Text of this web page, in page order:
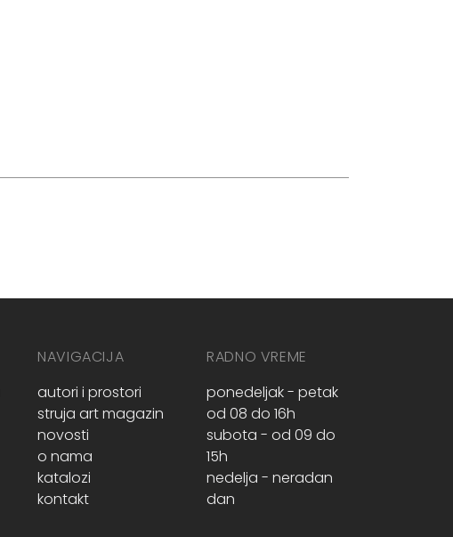
NAVIGACIJA
autori i prostori
struja art magazin
novosti
o nama
katalozi
kontakt
RADNO VREME
ponedeljak - petak
od 08 do 16h
subota - od 09 do
15h
nedelja - neradan
dan